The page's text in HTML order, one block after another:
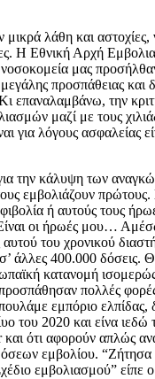
λάθη και
Η Εθνική Αρχή
νοσοκομεία μας
προσπάθειας
επαναλαμβάνω, την
μαζί με τους
λόγους ασφαλείας
για την κάλυψη των
εμβολιάζουν πρώτους.
ή αυτούς τους
οι ήρωές μου…
του χρονικού
400.000 δόσεις.
κατανομή
προσπάθησαν πολλές
εμπόριο
2020 και είνα ιεδώ
ότι αφορούν απλώς
εμβολίου.
εμβολιασμού” είπε ο